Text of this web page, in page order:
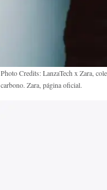
Photo Credits: LanzaTech x Zara,
carbono. Zara, página oficial.